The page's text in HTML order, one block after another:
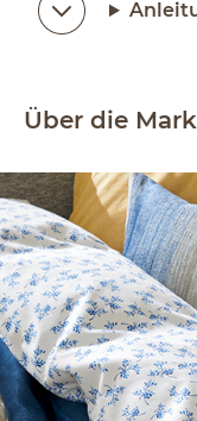
Über die